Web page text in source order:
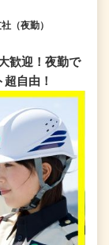
（夜勤）
歓迎！夜勤で
自由！